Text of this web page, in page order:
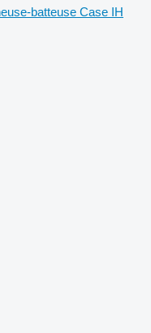
batteuse Case IH